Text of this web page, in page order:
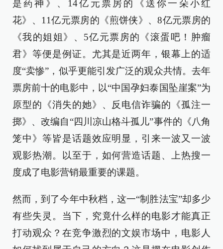
是药神》、14亿元票房的《送你一朵小红
花》、11亿元票房的《煎饼侠》、8亿元票房的
《我的姐姐》、5亿元票房的《滚蛋吧！肿瘤
君》等便是例证。尤其是近两年，银幕上的适
度“卖惨”，似乎更能引发广泛的观众共情。去年
票房前十的电影中，以“中国孕妇泰国坠崖案”为
原型的《消失的她》、反电信诈骗的《孤注一
掷》、改编自“四川凉山格斗孤儿”事件的《八角
笼中》等皆是话题效应明显，引来一波又一波
观影热潮。以至于，如何营造话题、上热搜一
度成了电影营销最重要的课题。
然而，到了今年中秋档，这一“制胜法宝”却多少
有些失灵。当下，究竟什么样的电影才能真正
打动观众？在竞争激烈的文娱市场中，电影人